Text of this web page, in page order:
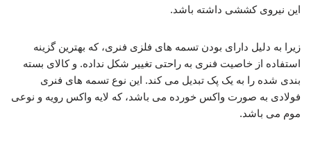
این نیروی کششی داشته باشد.
زیرا به دلیل دارای بودن تسمه های فلزی فنری، که بهترین گزینه
استفاده از خاصیت فنری به راحتی تغییر شکل نداده. و کالای بسته
بندی شده را به یک پک تبدیل می کند. این نوع تسمه های فنری
فولادی به صورت واکس خورده می باشد، که لایه واکس رویه و نوعی
موم می باشد.